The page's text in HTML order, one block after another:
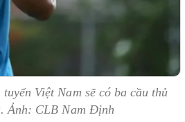
Việt Nam sẽ có ba cầu thủ
Ảnh: CLB Nam Định